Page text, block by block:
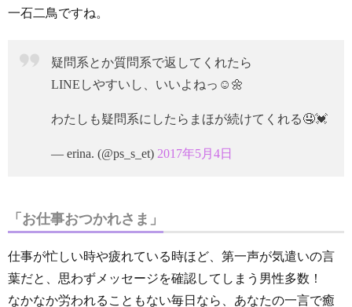
一石二鳥ですね。
疑問系とか質問系で返してくれたら
LINEしやすいし、いいよねっ☺️🌼
わたしも疑問系にしたらまほが続けてくれる🤤💓
— erina. (@ps_s_et) 2017年5月4日
「お仕事おつかれさま」
仕事が忙しい時や疲れている時ほど、第一声が気遣いの言
葉だと、思わずメッセージを確認してしまう男性多数！
なかなか労われることもない毎日なら、あなたの一言で癒